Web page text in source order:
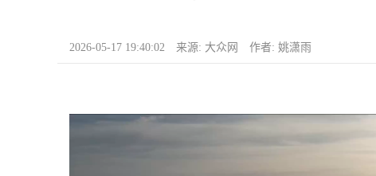
2026-05-17 19:40:02 来源: 大众网 作者: 姚潇雨